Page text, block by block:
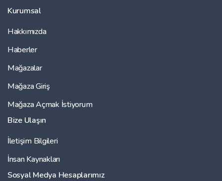
Kurumsal
Hakkımızda
Haberler
Mağazalar
Mağaza Giriş
Mağaza Açmak İstiyorum
Bize Ulaşın
İletişim Bilgileri
İnsan Kaynakları
Sosyal Medya Hesaplarımız